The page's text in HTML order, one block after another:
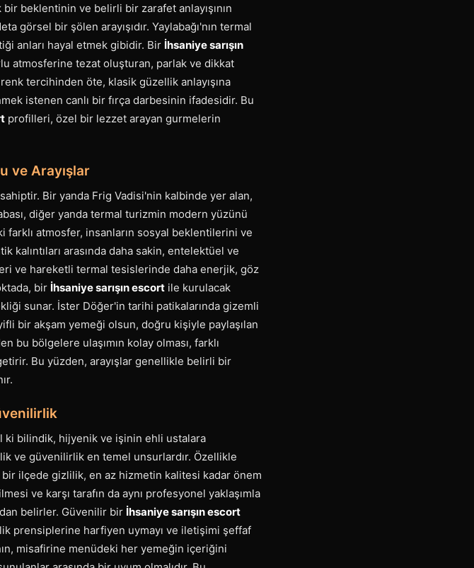
beklentinin ve belirli bir zarafet anlayışının
görsel bir şölen arayışıdır. Yaylabağı'nın termal
anları hayal etmek gibidir. Bir İhsaniye sarışın
atmosferine tezat oluşturan, parlak ve dikkat
tercihinden öte, klasik güzellik anlayışına
istenen canlı bir fırça darbesinin ifadesidir. Bu
profilleri, özel bir lezzet arayan gurmelerin
ve Arayışlar
Bir yanda Frig Vadisi'nin kalbinde yer alan,
diğer yanda termal turizmin modern yüzünü
farklı atmosfer, insanların sosyal beklentilerini ve
kalıntıları arasında daha sakin, entelektüel ve
ve hareketli termal tesislerinde daha enerjik, göz
bir İhsaniye sarışın escort ile kurulacak
sunar. İster Döğer'in tarihi patikalarında gizemli
bir akşam yemeği olsun, doğru kişiyle paylaşılan
bu bölgelere ulaşımın kolay olması, farklı
Bu yüzden, arayışlar genellikle belirli bir
ki bilindik, hijyenik ve işinin ehli ustalara
ve güvenilirlik en temel unsurlardır. Özellikle
ilçede gizlilik, en az hizmetin kalitesi kadar önem
ve karşı tarafın da aynı profesyonel yaklaşımla
belirler. Güvenilir bir İhsaniye sarışın escort
prensiplerine harfiyen uymayı ve iletişimi şeffaf
misafirine menüdeki her yemeğin içeriğini